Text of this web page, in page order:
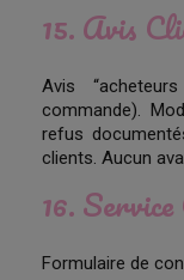
15. Avis
Avis
commande).
refus
clients. Aucun
16.
Formulaire de